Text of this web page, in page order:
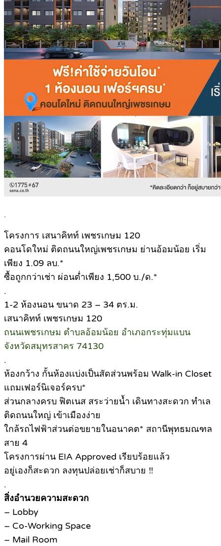
.
โครงการ เสนาคิทท์ เพชรเกษม 120
คอนโดใหม่ ติดถนนใหญ่เพชรเกษม ย่านอ้อมน้อย เริ่ม
เพียง 1.09 ลบ.*
ซื้อถูกกว่าเช่า ผ่อนต่ำเพียง 1,500 บ./ด.*
.
1-2 ห้องนอน ขนาด 23 – 34 ตร.ม.
เสนาคิทท์ เพชรเกษม 120
ถนนเพชรเกษม ตำบลอ้อมน้อย อำเภอกระทุ่มแบน
จังหวัดสมุทรสาคร 74130
.
ห้องกว้าง กั้นห้องเเบ่งเป็นสัดส่วนพร้อม Walk-in Closet
แถมเฟอร์นิเจอร์ครบ*
ส่วนกลางครบ ฟิตเนส สระว่ายน้ำ เดินทางสะดวก ทำเล
ติดถนนใหญ่ เข้าเมืองง่าย
ใกล้รถไฟฟ้าส่วนต่อขยายในอนาคต* สถานีพุทธมณฑล
สาย 4
โครงการผ่าน EIA Approved เรียบร้อยแล้ว
อยู่เองก็สะดวก ลงทุนปล่อยเช่าก็สบาย ‼
.
สิ่งอำนวยความสะดวก
– Lobby
– Co-Working Space
– Mail Room